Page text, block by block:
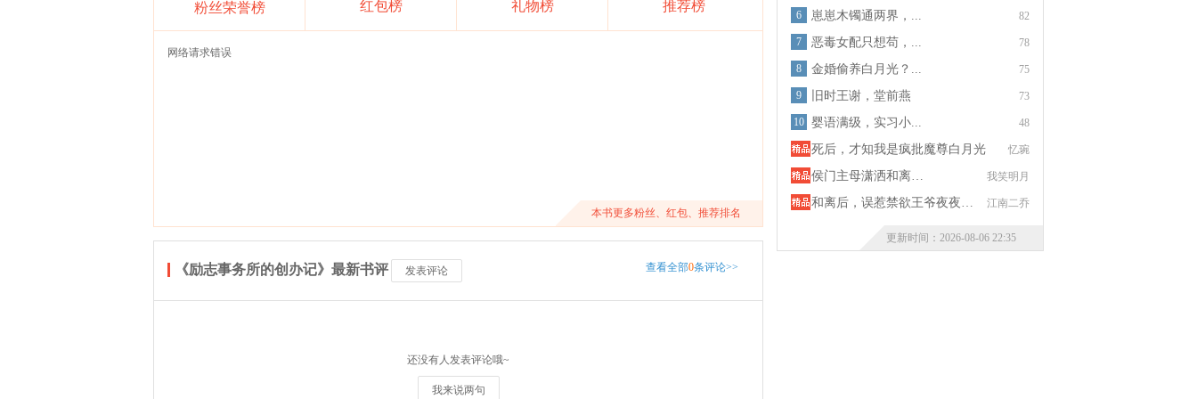
粉丝荣誉榜 红包榜 礼物榜 推荐榜
网络请求错误
本书更多粉丝、红包、推荐排名
查看全部0条评论>>
《励志事务所的创办记》最新书评 发表评论
还没有人发表评论哦~
我来说两句
82
6 崽崽木镯通两界，...
78
7 恶毒女配只想苟，...
75
8 金婚偷养白月光？...
73
9 旧时王谢，堂前燕
48
10 婴语满级，实习小...
忆琬
死后，才知我是疯批魔尊白月光
我笑明月
侯门主母潇洒和离…
江南二乔
和离后，误惹禁欲王爷夜夜…
更新时间：2026-08-06 22:35